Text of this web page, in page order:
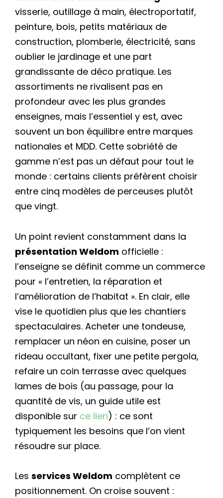
visserie, outillage à main, électroportatif,
peinture, bois, petits matériaux de
construction, plomberie, électricité, sans
oublier le jardinage et une part
grandissante de déco pratique. Les
assortiments ne rivalisent pas en
profondeur avec les plus grandes
enseignes, mais l’essentiel y est, avec
souvent un bon équilibre entre marques
nationales et MDD. Cette sobriété de
gamme n’est pas un défaut pour tout le
monde : certains clients préfèrent choisir
entre cinq modèles de perceuses plutôt
que vingt.
Un point revient constamment dans la
présentation Weldom officielle :
l’enseigne se définit comme un commerce
pour « l’entretien, la réparation et
l’amélioration de l’habitat ». En clair, elle
vise le quotidien plus que les chantiers
spectaculaires. Acheter une tondeuse,
remplacer un néon en cuisine, poser un
rideau occultant, fixer une petite pergola,
refaire un coin terrasse avec quelques
lames de bois (au passage, pour la
quantité de vis, un guide utile est
disponible sur ce lien) : ce sont
typiquement les besoins que l’on vient
résoudre sur place.
Les services Weldom complètent ce
positionnement. On croise souvent :